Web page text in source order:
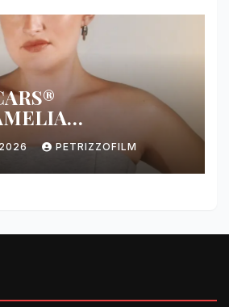
RETURNS
YEARPETRIZZOFILM